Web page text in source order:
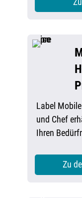
Label
und Chef
Ihren
Zu